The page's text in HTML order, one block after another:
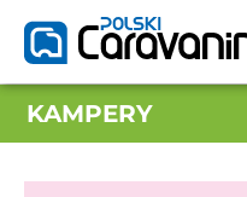
KAMPERY